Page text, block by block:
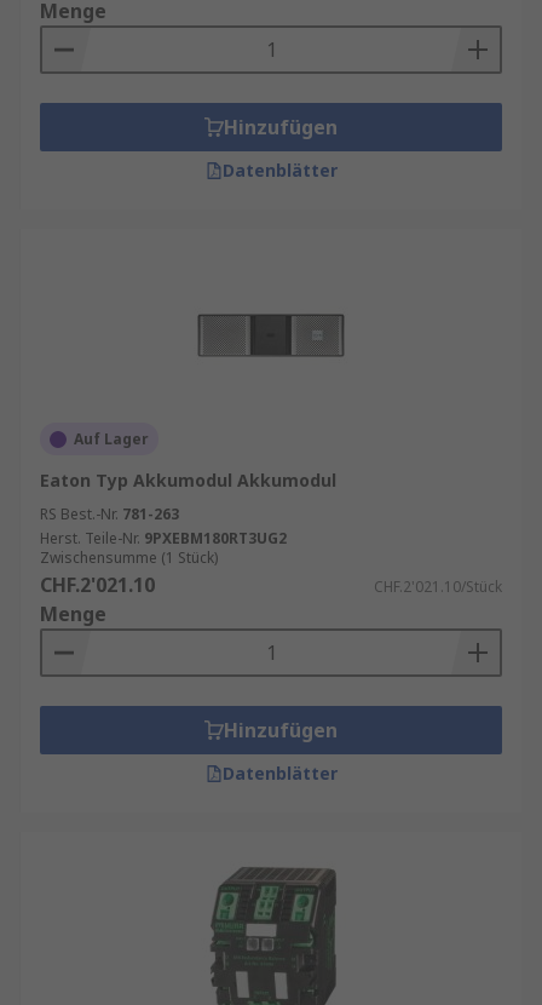
Menge
Hinzufügen
Datenblätter
Auf Lager
Eaton Typ Akkumodul Akkumodul
RS Best.-Nr. 781-263
Herst. Teile-Nr. 9PXEBM180RT3UG2
Zwischensumme (1 Stück)
CHF.2'021.10 CHF.2'021.10/Stück
Menge
Hinzufügen
Datenblätter